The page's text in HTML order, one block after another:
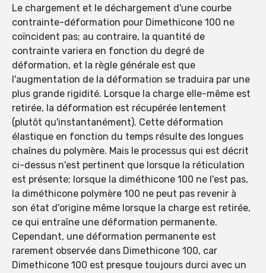
Le chargement et le déchargement d'une courbe
contrainte-déformation pour Dimethicone 100 ne
coïncident pas; au contraire, la quantité de
contrainte variera en fonction du degré de
déformation, et la règle générale est que
l'augmentation de la déformation se traduira par une
plus grande rigidité. Lorsque la charge elle-même est
retirée, la déformation est récupérée lentement
(plutôt qu'instantanément). Cette déformation
élastique en fonction du temps résulte des longues
chaînes du polymère. Mais le processus qui est décrit
ci-dessus n'est pertinent que lorsque la réticulation
est présente; lorsque la diméthicone 100 ne l'est pas,
la diméthicone polymère 100 ne peut pas revenir à
son état d'origine même lorsque la charge est retirée,
ce qui entraîne une déformation permanente.
Cependant, une déformation permanente est
rarement observée dans Dimethicone 100, car
Dimethicone 100 est presque toujours durci avec un